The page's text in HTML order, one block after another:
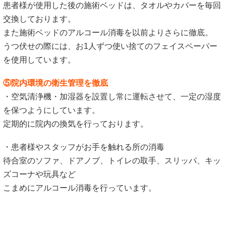
患者様が使用した後の施術ベッドは、タオルやカバーを毎回
交換しております。
また施術ベッドのアルコール消毒を以前よりさらに徹底。
うつ伏せの際には、お1人ずつ使い捨てのフェイスペーパー
を使用しています。
⑤院内環境の衛生管理を徹底
・空気清浄機・加湿器を設置し常に運転させて、一定の湿度
を保つようにしています。
定期的に院内の換気を行っております。
・患者様やスタッフがお手を触れる所の消毒
待合室のソファ、ドアノブ、トイレの取手、スリッパ、キッ
ズコーナや玩具など
こまめにアルコール消毒を行っています。